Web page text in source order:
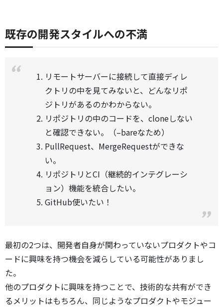
既存の開発スタイルへの不満
リモートサーバーに接続して直接ディレ
クトリの中を見てみないと、どんなリポ
ジトリがあるのかわからない。
リポジトリの中のコードを、cloneしない
と確認できない。（–bareなため）
PullRequest、MergeRequestができな
い。
リポジトリとCI（継続的インテグレーシ
ョン）機能を統合したい。
GitHub使いたい！
最初の2つは、開発者自身が関わっていないプロダクトやコ
ードに興味を持つ機会を減らしている可能性がありまし
た。
他のプロダクトに興味を持つことで、技術的な共有ができ
るメリットはもちろん、同じようなプロダクトやモジュー